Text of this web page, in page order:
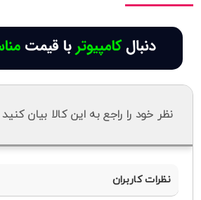
نظر خود را راجع به این کالا بیان کنید
نظرات کاربران